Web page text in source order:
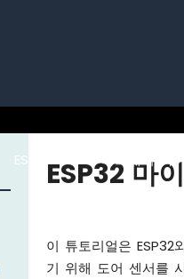
ESP8266 라즈베리 파이
ESP32 마
이 튜토리얼은
기 위해 도어 센서를